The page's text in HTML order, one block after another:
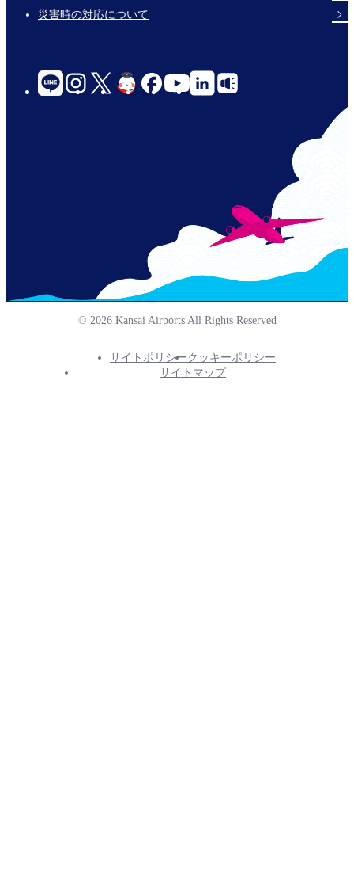
災害時の対応について
social-
links-
© 2026 Kansai Airports All Rights Reserved
サイトポリシークッキーポリシー
サイトマップ